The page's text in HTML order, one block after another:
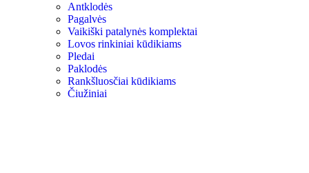
Antklodės
Pagalvės
Vaikiški patalynės komplektai
Lovos rinkiniai kūdikiams
Pledai
Paklodės
Rankšluosčiai kūdikiams
Čiužiniai